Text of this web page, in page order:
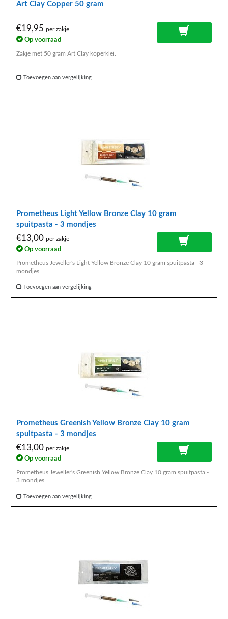
Art Clay Copper 50 gram
€19,95 per zakje
Op voorraad
Zakje met 50 gram Art Clay koperklei.
Toevoegen aan vergelijking
Prometheus Light Yellow Bronze Clay 10 gram
spuitpasta - 3 mondjes
€13,00 per zakje
Op voorraad
Prometheus Jeweller's Light Yellow Bronze Clay 10 gram spuitpasta - 3
mondjes
Toevoegen aan vergelijking
Prometheus Greenish Yellow Bronze Clay 10 gram
spuitpasta - 3 mondjes
€13,00 per zakje
Op voorraad
Prometheus Jeweller's Greenish Yellow Bronze Clay 10 gram spuitpasta -
3 mondjes
Toevoegen aan vergelijking